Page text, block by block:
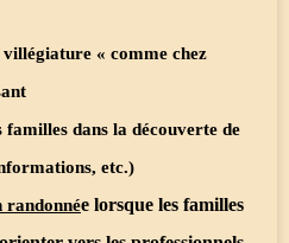
« comme chez
familles dans la découverte de
etc.)
randonnée lorsque les familles